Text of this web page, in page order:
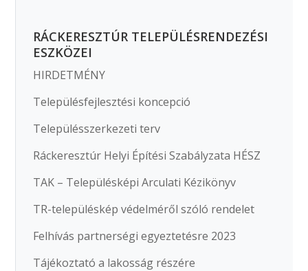
RÁCKERESZTÚR TELEPÜLÉSRENDEZÉSI
ESZKÖZEI
HIRDETMÉNY
Településfejlesztési koncepció
Településszerkezeti terv
Ráckeresztúr Helyi Építési Szabályzata HÉSZ
TAK – Településképi Arculati Kézikönyv
TR-településkép védelméről szóló rendelet
Felhívás partnerségi egyeztetésre 2023
Tájékoztató a lakosság részére